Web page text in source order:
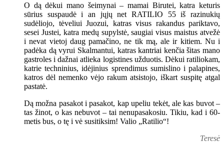
O dą dėkui mano šeimynai – mamai Birutei, katra keturis
sūrius suspaudė i an jųjų net RATILIO 55 iš razinukių
sudėliojo, tėveliui Juozui, katras visus rakandus pariktavo,
sesei Justei, katra medų supylstė, saugiai visus maistus atvežė
i nevat vietoj daug pamačino, ne tik mą, ale ir kitiem. Nu i
padėka dą vyrui Skalmantui, katras kantriai kenčia šitas mano
gastroles i dažnai atlieka logistines užduotis. Dėkui ratiliokam,
katrie techninius, idėjinius sprendimus sumislino i palapines,
katros dėl nemenko vėjo rakum atsistojo, iškart suspitę atgal
pastatė.
Dą možna pasakot i pasakot, kap upeliu tekėt, ale kas buvot –
tas žinot, o kas nebuvot – tai nenupasakosiu. Tikiu, kad i 60-
metis bus, o tę i vė susitiksim! Valio „Ratilio“!
Teresė